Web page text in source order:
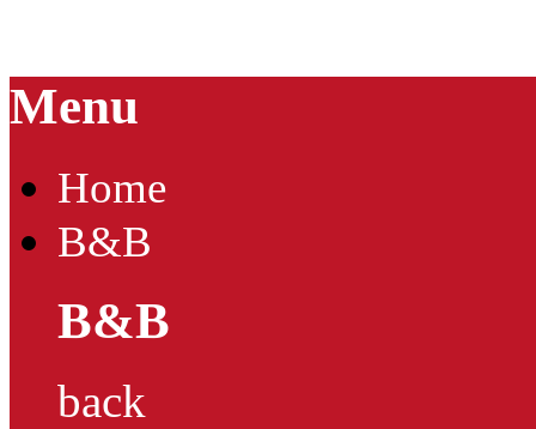
Menu
Home
B&B
B&B
back